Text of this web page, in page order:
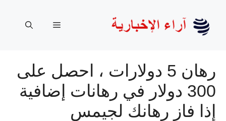
المحتوى
القائمة
رهان 5 دولارات ، احصل على
300 دولار في رهانات إضافية
إذا فاز رهانك لجيمس